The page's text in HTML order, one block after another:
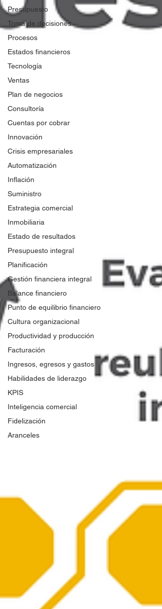
Presupuesto
Toma de decisiones
Procesos
Estados financieros
Tecnología
Ventas
Plan de negocios
Consultoría
Cuentas por cobrar
Innovación
Crisis empresariales
Automatización
Inflación
Suministro
Estrategia comercial
Inmobiliaria
Estado de resultados
Presupuesto integral
Planificación
Gestión financiera integral
Balance financiero
Punto de equilibrio financiero
Cultura organizacional
Productividad y producción
Facturación
Ingresos, egresos y gastos
Habilidades de liderazgo
KPIS
Inteligencia comercial
Fidelización
Aranceles